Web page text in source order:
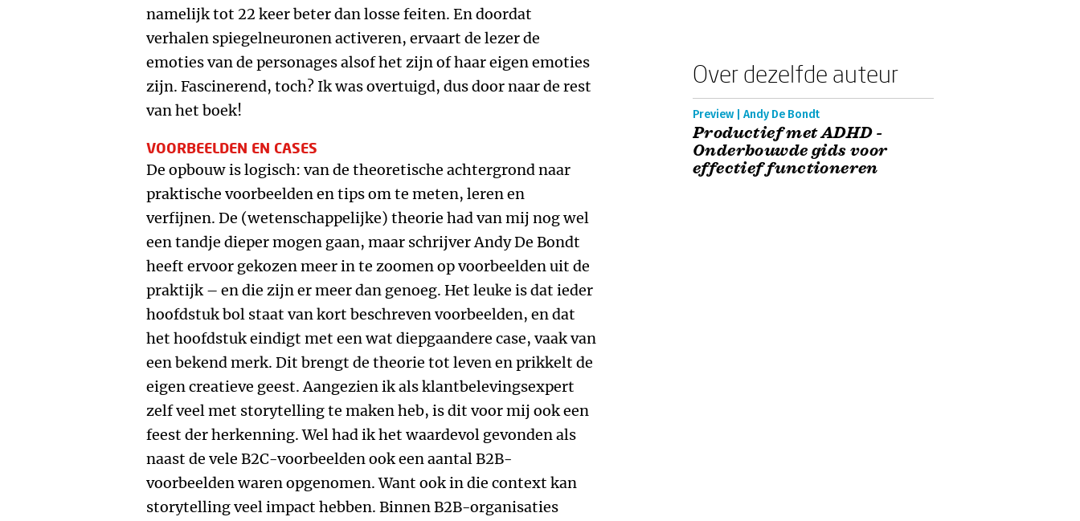
namelijk tot 22 keer beter dan losse feiten. En doordat
verhalen spiegelneuronen activeren, ervaart de lezer de
emoties van de personages alsof het zijn of haar eigen emoties
zijn. Fascinerend, toch? Ik was overtuigd, dus door naar de rest
van het boek!
VOORBEELDEN EN CASES
De opbouw is logisch: van de theoretische achtergrond naar
praktische voorbeelden en tips om te meten, leren en
verfijnen. De (wetenschappelijke) theorie had van mij nog wel
een tandje dieper mogen gaan, maar schrijver Andy De Bondt
heeft ervoor gekozen meer in te zoomen op voorbeelden uit de
praktijk – en die zijn er meer dan genoeg. Het leuke is dat ieder
hoofdstuk bol staat van kort beschreven voorbeelden, en dat
het hoofdstuk eindigt met een wat diepgaandere case, vaak van
een bekend merk. Dit brengt de theorie tot leven en prikkelt de
eigen creatieve geest. Aangezien ik als klantbelevingsexpert
zelf veel met storytelling te maken heb, is dit voor mij ook een
feest der herkenning. Wel had ik het waardevol gevonden als
naast de vele B2C-voorbeelden ook een aantal B2B-
voorbeelden waren opgenomen. Want ook in die context kan
storytelling veel impact hebben. Binnen B2B-organisaties
Over dezelfde auteur
Preview | Andy De Bondt
Productief met ADHD -
Onderbouwde gids voor
effectief functioneren